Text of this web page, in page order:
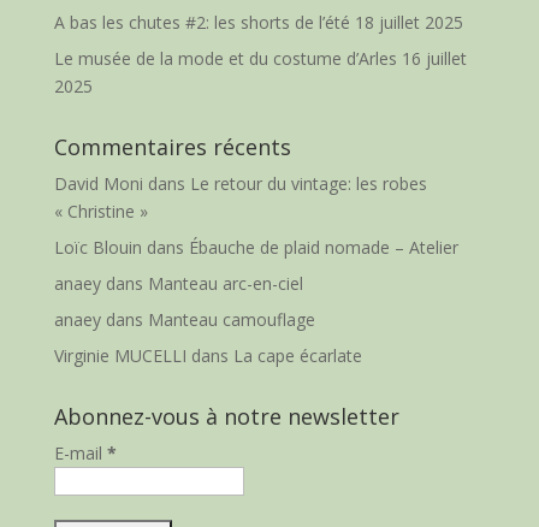
A bas les chutes #2: les shorts de l’été 18 juillet 2025
Le musée de la mode et du costume d’Arles 16 juillet
2025
Commentaires récents
David Moni dans Le retour du vintage: les robes
« Christine »
Loïc Blouin dans Ébauche de plaid nomade – Atelier
anaeydans Manteau arc-en-ciel
anaeydans Manteau camouflage
Virginie MUCELLI dans La cape écarlate
Abonnez-vous à notre newsletter
E-mail *